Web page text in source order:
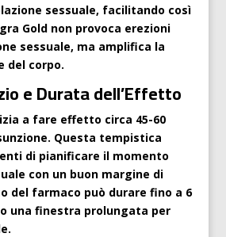
sessuale, facilitando così
Gold non provoca erezioni
sessuale, ma amplifica la
del corpo.
e Durata dell’Effetto
a fare effetto circa 45-60
Questa tempistica
di pianificare il momento
con un buon margine di
del farmaco può durare fino a 6
una finestra prolungata per